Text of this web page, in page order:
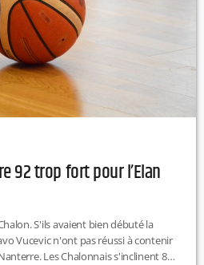
92 trop fort pour l’Elan
S'ils avaient bien débuté la
Vucevic n'ont pas réussi à contenir
Les Chalonnais s'inclinent 83-